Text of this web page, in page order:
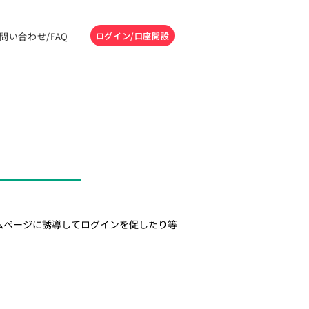
い合わせ/FAQ ログイン/口座開設
ージに誘導してログインを促したり等